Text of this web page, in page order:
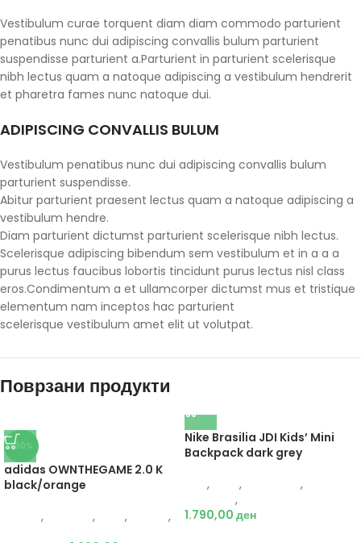
Vestibulum curae torquent diam diam commodo parturient
penatibus nunc dui adipiscing convallis bulum parturient
suspendisse parturient a.Parturient in parturient scelerisque
nibh lectus quam a natoque adipiscing a vestibulum hendrerit
et pharetra fames nunc natoque dui.
ADIPISCING CONVALLIS BULUM
Vestibulum penatibus nunc dui adipiscing convallis bulum
parturient suspendisse.
Abitur parturient praesent lectus quam a natoque adipiscing a
vestibulum hendre.
Diam parturient dictumst parturient scelerisque nibh lectus.
Scelerisque adipiscing bibendum sem vestibulum et in a a a
purus lectus faucibus lobortis tincidunt purus lectus nisl class
eros.Condimentum a et ullamcorper dictumst mus et tristique
elementum nam inceptos hac parturient
scelerisque vestibulum amet elit ut volutpat.
Поврзани продукти
-50%
adidas OWNTHEGAME 2.0 K
black/orange
, , ,
,
Nike Brasilia JDI Kids’ Mini
Backpack dark grey
, ,
,
,
1.790,00 ден